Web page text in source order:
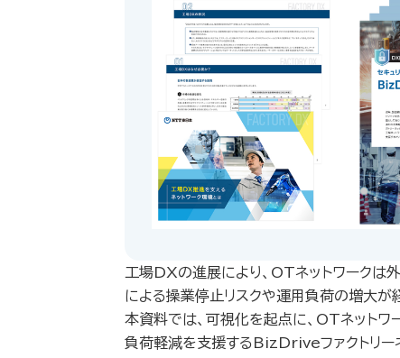
工場DXの進展により、OTネットワークは
による操業停止リスクや運用負荷の増大が
本資料では、可視化を起点に、OTネットワ
負荷軽減を支援するBizDriveファクトリー